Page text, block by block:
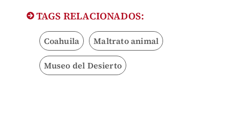
TAGS RELACIONADOS:
Coahuila Maltrato animal
Museo del Desierto